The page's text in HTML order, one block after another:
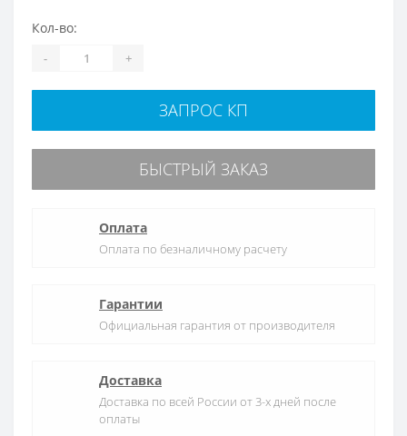
Кол-во:
- +
ЗАПРОС КП
БЫСТРЫЙ ЗАКАЗ
Оплата
Оплата по безналичному расчету
Гарантии
Официальная гарантия от производителя
Доставка
Доставка по всей России от 3-х дней после
оплаты